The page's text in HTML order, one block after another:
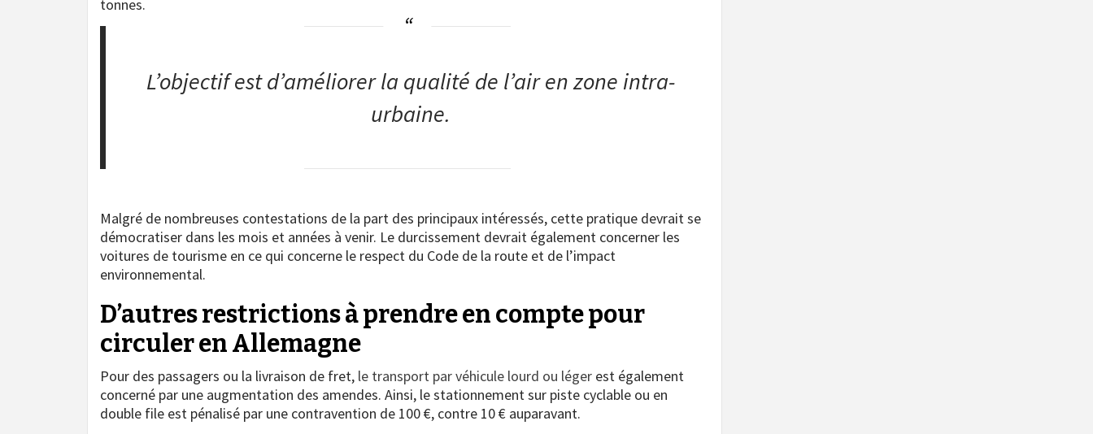
tonnes.
L’objectif est d’améliorer la qualité de l’air en zone intra-
urbaine.
Malgré de nombreuses contestations de la part des principaux intéressés, cette pratique devrait se
démocratiser dans les mois et années à venir. Le durcissement devrait également concerner les
voitures de tourisme en ce qui concerne le respect du Code de la route et de l’impact
environnemental.
D’autres restrictions à prendre en compte pour
circuler en Allemagne
Pour des passagers ou la livraison de fret, le transport par véhicule lourd ou léger est également
concerné par une augmentation des amendes. Ainsi, le stationnement sur piste cyclable ou en
double file est pénalisé par une contravention de 100 €, contre 10 € auparavant.